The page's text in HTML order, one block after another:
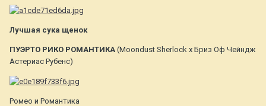
Лучшая сука щенок
ПУЭРТО РИКО РОМАНТИКА (Moondust Sherlock х Бриз Оф Чейндж
Астериас Рубенс)
Ромео и Романтика